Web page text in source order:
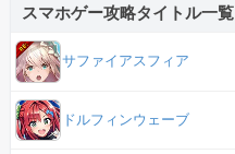
スマホゲー攻略タイトル一覧
サファイアスフィア
ドルフィンウェーブ